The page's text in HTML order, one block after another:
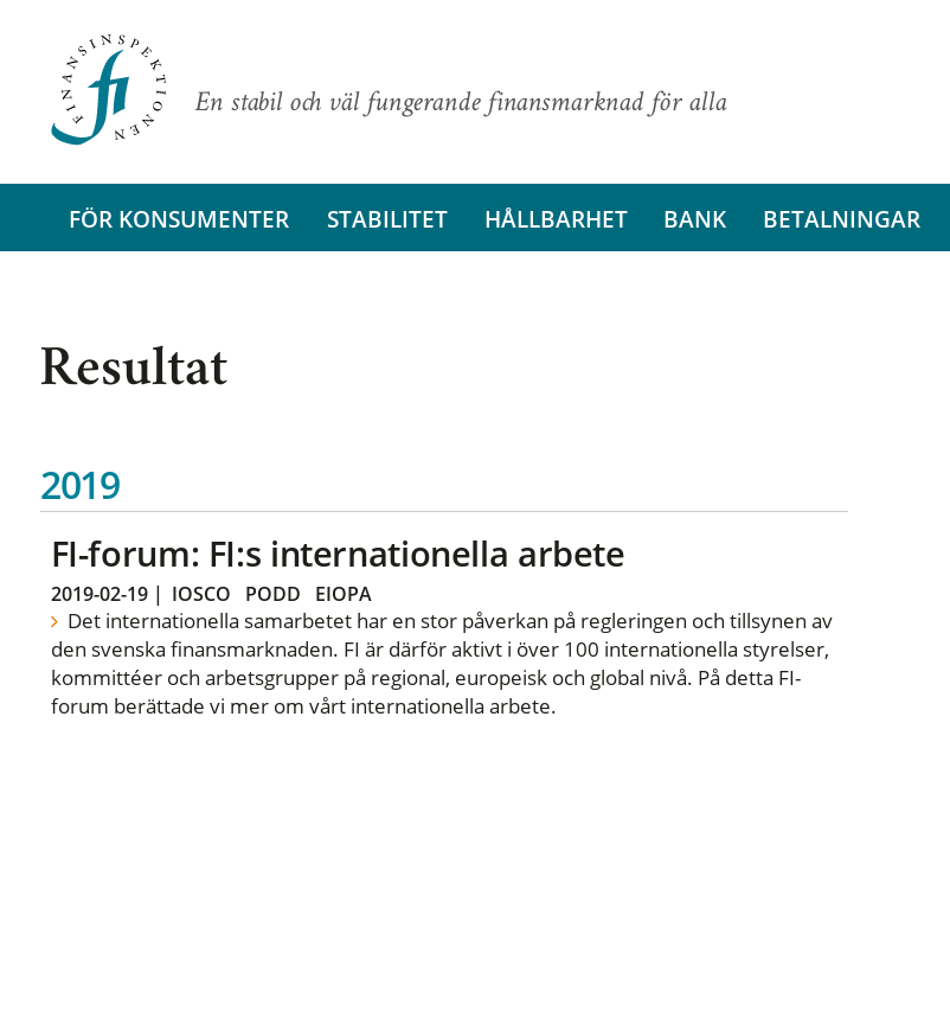
En stabil och väl fungerande finansmarknad för alla
FÖR KONSUMENTER STABILITET HÅLLBARHET BANK BETALNINGAR
Resultat
2019
FI-forum: FI:s internationella arbete
2019-02-19| IOSCO PODD EIOPA
Det internationella samarbetet har en stor påverkan på regleringen och tillsynen av
den svenska finansmarknaden. FI är därför aktivt i över 100 internationella styrelser,
kommittéer och arbetsgrupper på regional, europeisk och global nivå. På detta FI-
forum berättade vi mer om vårt internationella arbete.